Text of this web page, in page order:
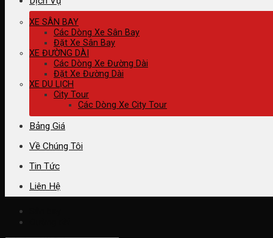
XE SÂN BAY
Các Dòng Xe Sân Bay
Đặt Xe Sân Bay
XE ĐƯỜNG DÀI
Các Dòng Xe Đường Dài
Đặt Xe Đường Dài
XE DU LỊCH
City Tour
Các Dòng Xe City Tour
Bảng Giá
Về Chúng Tôi
Tin Tức
Liên Hệ